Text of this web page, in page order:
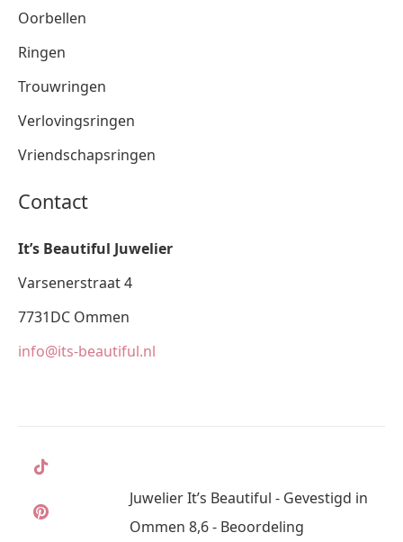
Oorbellen
Ringen
Trouwringen
Verlovingsringen
Vriendschapsringen
Contact
It’s Beautiful Juwelier
Varsenerstraat 4
7731DC Ommen
info@its-beautiful.nl
Juwelier It’s Beautiful - Gevestigd in
Ommen 8,6 - Beoordeling